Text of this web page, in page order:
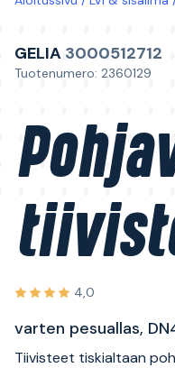
GELIA 3000512712
Tuotenumero: 2360129
4,0
varten pesuallas,
Tiivisteet tiskialtaan